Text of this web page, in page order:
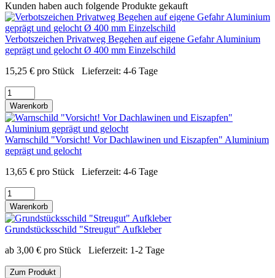
Kunden haben auch folgende Produkte gekauft
Verbotszeichen Privatweg Begehen auf eigene Gefahr Aluminium
geprägt und gelocht Ø 400 mm Einzelschild
15,25 € pro Stück Lieferzeit: 4-6 Tage
Warenkorb
Warnschild "Vorsicht! Vor Dachlawinen und Eiszapfen" Aluminium
geprägt und gelocht
13,65 € pro Stück Lieferzeit: 4-6 Tage
Warenkorb
Grundstücksschild "Streugut" Aufkleber
ab 3,00 € pro Stück Lieferzeit: 1-2 Tage
Zum Produkt